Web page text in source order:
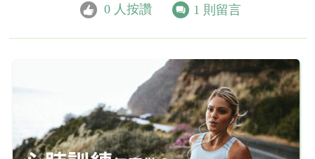
0 人按讚 1 則留言